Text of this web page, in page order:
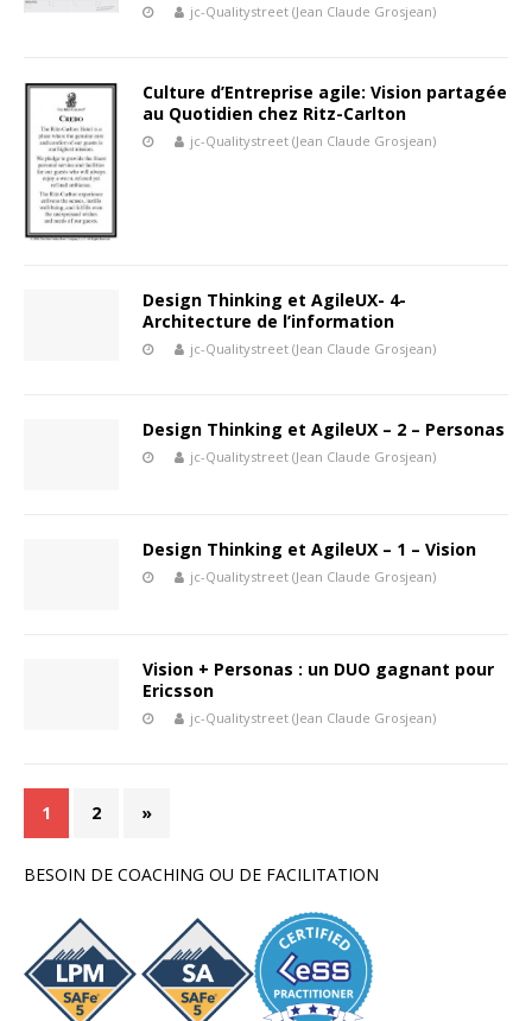
jc-Qualitystreet (Jean Claude Grosjean)
Culture d’Entreprise agile: Vision partagée
au Quotidien chez Ritz-Carlton
jc-Qualitystreet (Jean Claude Grosjean)
Design Thinking et AgileUX- 4-
Architecture de l’information
jc-Qualitystreet (Jean Claude Grosjean)
Design Thinking et AgileUX – 2 – Personas
jc-Qualitystreet (Jean Claude Grosjean)
Design Thinking et AgileUX – 1 – Vision
jc-Qualitystreet (Jean Claude Grosjean)
Vision + Personas : un DUO gagnant pour
Ericsson
jc-Qualitystreet (Jean Claude Grosjean)
1 2 »
BESOIN DE COACHING OU DE FACILITATION